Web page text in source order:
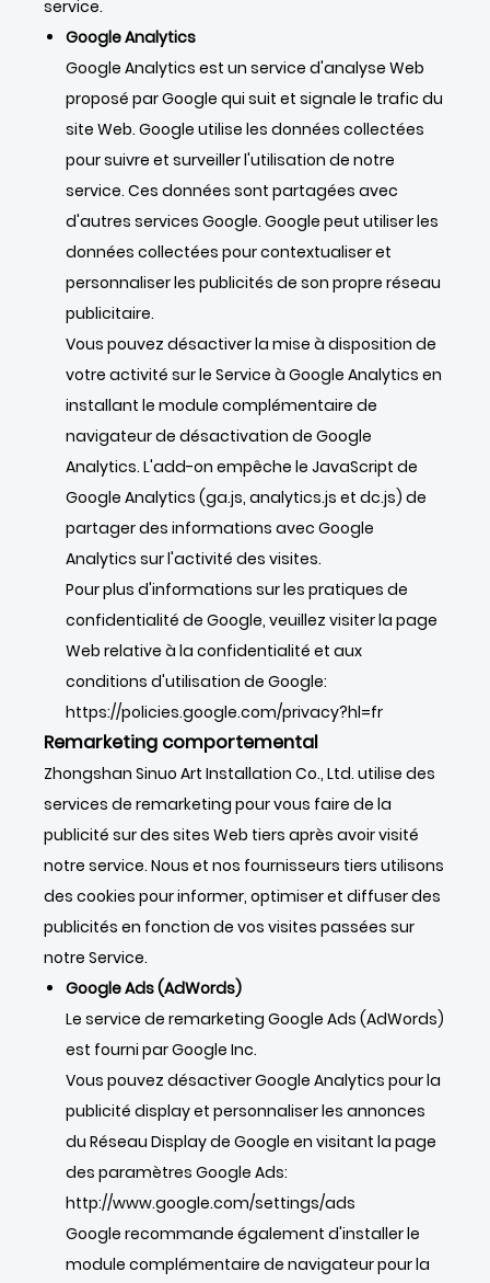
service.
Google Analytics
Google Analytics est un service d'analyse Web
proposé par Google qui suit et signale le trafic du
site Web. Google utilise les données collectées
pour suivre et surveiller l'utilisation de notre
service. Ces données sont partagées avec
d'autres services Google. Google peut utiliser les
données collectées pour contextualiser et
personnaliser les publicités de son propre réseau
publicitaire.
Vous pouvez désactiver la mise à disposition de
votre activité sur le Service à Google Analytics en
installant le module complémentaire de
navigateur de désactivation de Google
Analytics. L'add-on empêche le JavaScript de
Google Analytics (ga.js, analytics.js et dc.js) de
partager des informations avec Google
Analytics sur l'activité des visites.
Pour plus d'informations sur les pratiques de
confidentialité de Google, veuillez visiter la page
Web relative à la confidentialité et aux
conditions d'utilisation de Google:
https://policies.google.com/privacy?hl=fr
Remarketing comportemental
Zhongshan Sinuo Art Installation Co., Ltd. utilise des
services de remarketing pour vous faire de la
publicité sur des sites Web tiers après avoir visité
notre service. Nous et nos fournisseurs tiers utilisons
des cookies pour informer, optimiser et diffuser des
publicités en fonction de vos visites passées sur
notre Service.
Google Ads (AdWords)
Le service de remarketing Google Ads (AdWords)
est fourni par Google Inc.
Vous pouvez désactiver Google Analytics pour la
publicité display et personnaliser les annonces
du Réseau Display de Google en visitant la page
des paramètres Google Ads:
http://www.google.com/settings/ads
Google recommande également d'installer le
module complémentaire de navigateur pour la